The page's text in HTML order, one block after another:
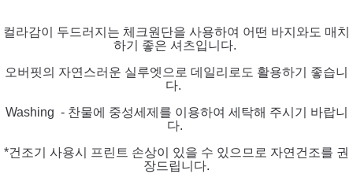
컬라감이 두드러지는 체크원단을 사용하여 어떤 바지와도 매치
하기 좋은 셔츠입니다.
오버핏의 자연스러운 실루엣으로 데일리로도 활용하기 좋습니
다.
Washing - 찬물에 중성세제를 이용하여 세탁해 주시기 바랍니
다.
*건조기 사용시 프린트 손상이 있을 수 있으므로 자연건조를 권
장드립니다.